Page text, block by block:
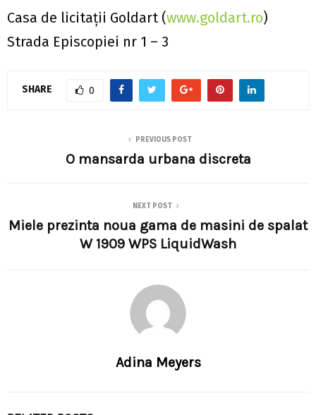
Casa de licitaţii Goldart (www.goldart.ro)
Strada Episcopiei nr 1 – 3
SHARE 0
PREVIOUS POST
O mansarda urbana discreta
NEXT POST
Miele prezinta noua gama de masini de spalat
W 1909 WPS LiquidWash
Adina Meyers